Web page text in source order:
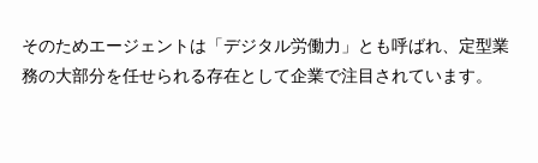
そのためエージェントは「デジタル労働力」とも呼ばれ、定型業
務の大部分を任せられる存在として企業で注目されています。